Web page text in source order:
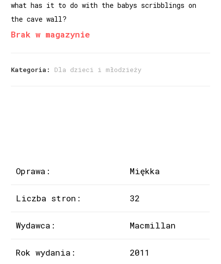
what has it to do with the babys scribblings on
the cave wall?
Brak w magazynie
Kategoria: Dla dzieci i młodzieży
Oprawa: Miękka
Liczba stron: 32
Wydawca: Macmillan
Rok wydania: 2011